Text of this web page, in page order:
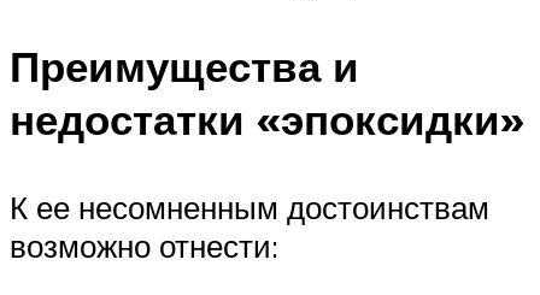
Преимущества и
недостатки «эпоксидки»
К ее несомненным достоинствам
возможно отнести: